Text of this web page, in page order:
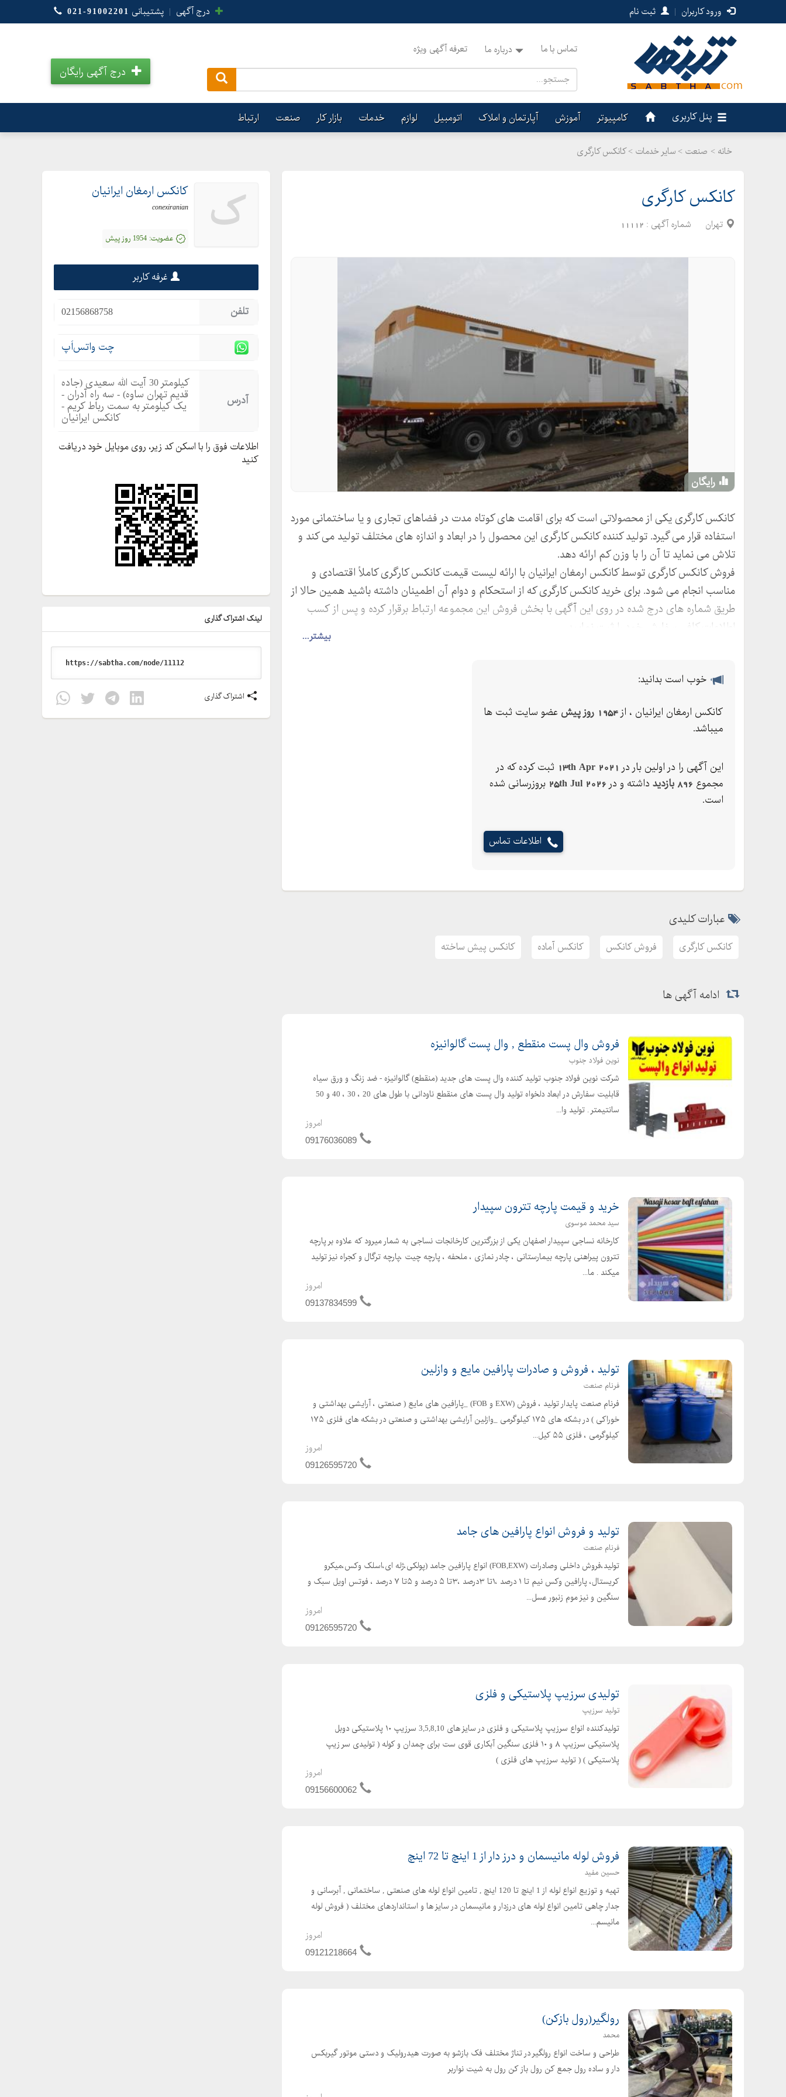
ورود کاربران | ثبت نام درج آگهی | پشتیبانی 021-91002201
تماس با ما درباره ما تعرفه آگهی ویژه
درج آگهی رایگان
پنل کاربری کامپیوتر آموزش آپارتمان و املاک اتومبیل لوازم خدمات بازار کار صنعت ارتباط
خانه > صنعت > سایر خدمات > کانکس کارگری
کانکس کارگری
تهران شماره آگهی : 11112
رایگان
بیشتر...
کانکس کارگری یکی از محصولاتی است که برای اقامت های کوتاه مدت در فضاهای تجاری و یا ساختمانی مورد
استفاده قرار می گیرد. تولید کننده کانکس کارگری این محصول را در ابعاد و اندازه های مختلف تولید می ‌کند و
تلاش می‌ نماید تا آن را با وزن کم ارائه دهد.
فروش کانکس کارگری توسط کانکس ارمغان ایرانیان با ارائه لیست قیمت کانکس کارگری کاملاً اقتصادی و
مناسب انجام می‌ شود. برای خرید کانکس کارگری که از استحکام و دوام آن اطمینان داشته باشید همین حالا از
طریق شماره های درج شده در روی این آگهی با بخش فروش این مجموعه ارتباط برقرار کرده و پس از کسب
اطلاعات کافی سفارش خود را ثبت نمایید.
خوب است بدانید:
کانکس ارمغان ایرانیان ، از 1954 روز پیش
عضو سایت ثبت ها
میباشد.
این آگهی را در اولین بار در 13th Apr 2021 ثبت کرده که در
مجموع 896 بازدید داشته و در 25th Jul 2026 بروزرسانی شده
است.
اطلاعات تماس
عبارات کلیدی
کانکس کارگری فروش کانکس کانکس آماده کانکس پیش ساخته
ک کانکس ارمغان ایرانیان
conexiranian
عضویت: 1954 روز پیش
غرفه کاربر
تلفن 02156868758
چت واتس‌اَپ
آدرس
کیلومتر 30 آیت الله سعیدی (جاده
قدیم تهران ساوه) - سه راه آدران -
یک کیلومتر به سمت رباط کریم -
کانکس ایرانیان
اطلاعات فوق را با اسکن کد زیر، روی موبایل خود دریافت
کنید
لینک اشتراک گذاری
اشتراک گذاری
ادامه آگهی ها
فروش وال پست منقطع , وال پست گالوانیزه
نوین فولاد جنوب
شرکت نوین فولاد جنوب تولید کننده وال پست های جدید (منقطع) گالوانیزه - ضد زنگ و ورق سیاه
قابلیت سفارش در ابعاد دلخواه تولید وال پست های منقطع ناودانی با طول های 20 ، 30 ، 40 و 50
سانتیمتر . تولید وا...
امروز
09176036089
خرید و قیمت پارچه تترون سپیدار
سید محمد موسوی
کارخانه نساجی سپیدار اصفهان یکی از بزرگترین کارخانجات نساجی به شمار میرود که علاوه بر پارچه
تترون پیراهنی پارچه بیمارستانی ، چادر نمازی ، ملحفه ، پارچه چیت ،پارچه ترگال و کجراه نیز تولید
میکند . ما...
امروز
09137834599
تولید ، فروش و صادرات پارافین مایع و وازلین
فرنام صنعت
فرنام صنعت پایدار تولید ، فروش (EXW و FOB) _پارافین های مایع ( صنعتی ، آرایشی بهداشتی و
خوراکی ) در بشکه های ۱۷۵ کیلوگرمی _وازلین آرایشی بهداشتی و صنعتی در بشکه های فلزی ۱۷۵
کیلوگرمی ، فلزی ۵۵ کیل...
امروز
09126595720
تولید و فروش انواع پارافین های جامد
فرنام صنعت
تولید،فروش داخلی وصادرات (FOB,EXW) انواع پارافین جامد (پولکی،ژله ای،اسلک وکس،میکرو
کریستال، پارافین وکس نیم تا ۱ درصد ،۱تا ۳درصد ،۳تا ۵ درصد و ۵تا ۷ درصد ، فوتس اویل سبک و
سنگین و نیز موم زنبور عسل...
امروز
09126595720
تولیدی سرزیپ پلاستیکی و فلزی
تولید سرزیپ
تولیدکننده انواع سرزیپ پلاستیکی و فلزی در سایز های 3,5,8,10 سرزیپ ۱۰ پلاستیکی دوبل
پلاستیکی سرزیپ ۸ و ۱۰ فلزی سنگین آبکاری قوی ست برای چمدان و کوله ( تولیدی سر زیپ
پلاستیکی ) ( تولید سرزیپ های فلزی )
امروز
09156600062
فروش لوله مانیسمان و درز دار از 1 اینچ تا 72 اینچ
حسین مفید
تهیه و توزیع انواع لوله از 1 اینچ تا 120 اینچ , تامین انواع لوله های صنعتی , ساختمانی , آبرسانی و
جدار چاهی تامین انواع لوله های درزدار و مانیسمان در سایز ها و استانداردهای مختلف ( فروش لوله
مانیسم...
امروز
09121218664
رولگیر(رول بازکن)
محمد
طراحی و ساخت انواع رولگیر در تناژ مختلف فک بازشو به صورت هیدرولیک و دستی موتور گیربکس
دار و ساده رول جمع کن رول باز کن رول به شیت نواربر